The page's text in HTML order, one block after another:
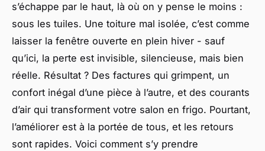
s’échappe par le haut, là où on y pense le moins :
sous les tuiles. Une toiture mal isolée, c’est comme
laisser la fenêtre ouverte en plein hiver - sauf
qu’ici, la perte est invisible, silencieuse, mais bien
réelle. Résultat ? Des factures qui grimpent, un
confort inégal d’une pièce à l’autre, et des courants
d’air qui transforment votre salon en frigo. Pourtant,
l’améliorer est à la portée de tous, et les retours
sont rapides. Voici comment s’y prendre